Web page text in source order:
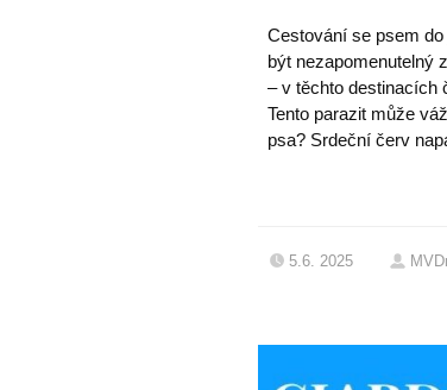
Cestování se psem
být nezapomenutelný
– v těchto destinacích
Tento parazit může
psa? Srdeční červ
5.6. 2025